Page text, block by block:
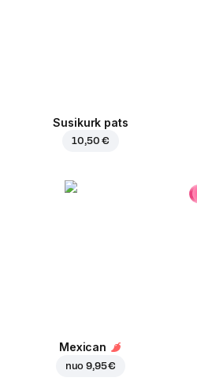
Susikurk pats
10,50 €
Mexican
nuo9,95 €